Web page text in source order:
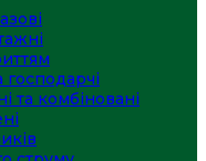
та комбіновані